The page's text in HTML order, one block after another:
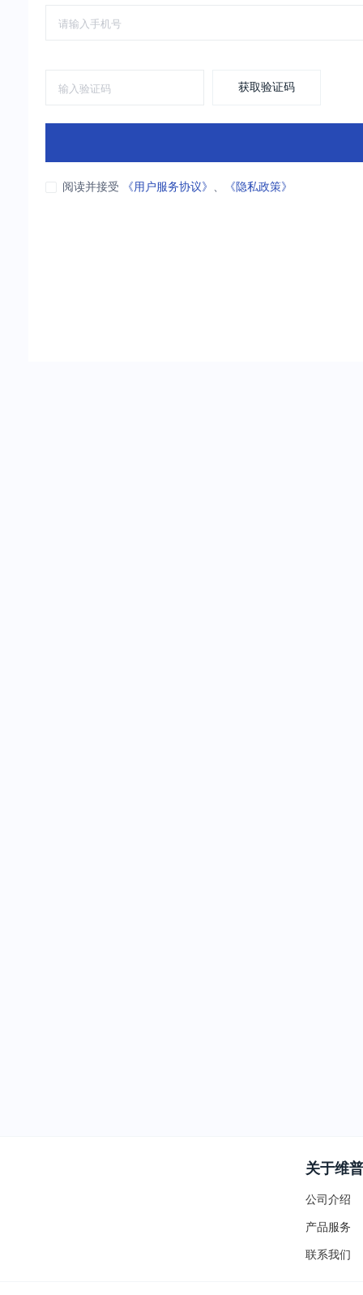
获取验证码
阅读并接受 《用户服务协议》 、 《隐私政策》
关于维普
公司介绍
产品服务
联系我们